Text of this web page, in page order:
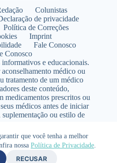
que você tenha a melhor
nossa Política de Privacidade.
RECUSAR
Colunistas
de privacidade
Política de Correções
Imprint
Fale Conosco
Conosco
e educacionais.
médico ou
tratamento de um médico
deste conteúdo,
medicamentos prescritos ou
médicos antes de iniciar
ou estilo de
pertence ao grupo
n° 43.726.917/0001-80
- Responsável Técnica: